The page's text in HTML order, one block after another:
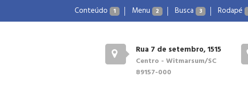
Conteúdo 1 Menu 2 Busca 3 Rodapé
Rua 7 de setembro, 1515
Centro - Witmarsum/SC
89157-000